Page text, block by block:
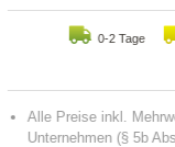
0-2 Tage